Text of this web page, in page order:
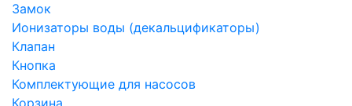
Замок
Ионизаторы воды (декальцификаторы)
Клапан
Кнопка
Комплектующие для насосов
Корзина